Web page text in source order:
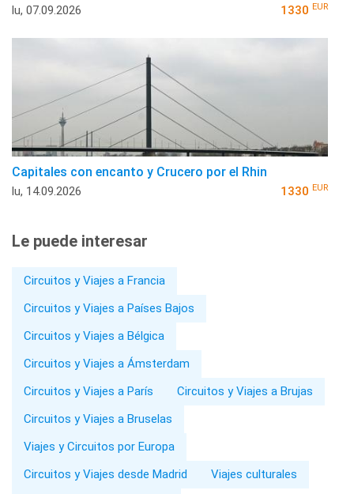
lu, 07.09.2026 1330 EUR
Capitales con encanto y Crucero por el Rhin
lu, 14.09.2026 1330 EUR
Le puede interesar
Circuitos y Viajes a Francia
Circuitos y Viajes a Países Bajos
Circuitos y Viajes a Bélgica
Circuitos y Viajes a Ámsterdam
Circuitos y Viajes a París
Circuitos y Viajes a Brujas
Circuitos y Viajes a Bruselas
Viajes y Circuitos por Europa
Circuitos y Viajes desde Madrid
Viajes culturales